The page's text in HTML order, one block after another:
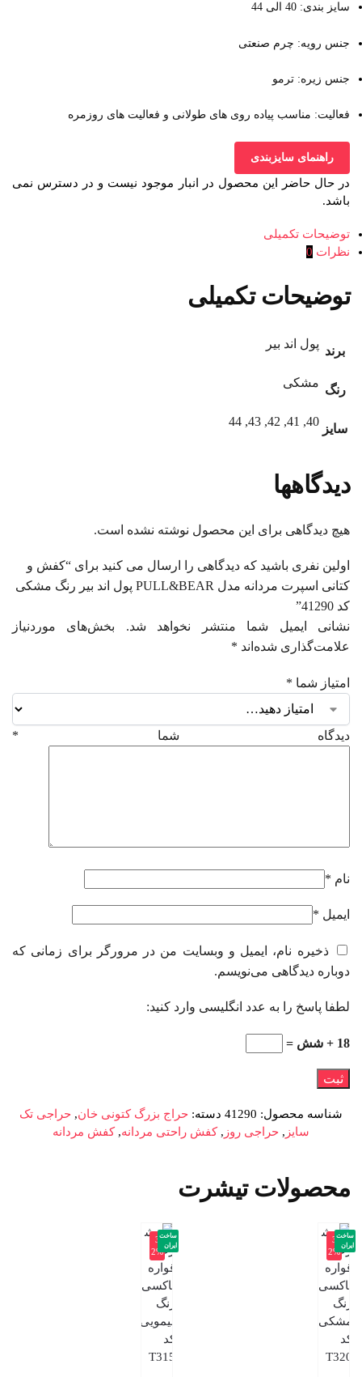
سایز بندی: 40 الی 44
جنس رویه: چرم صنعتی
جنس زیره: ترمو
فعالیت: مناسب پیاده روی های طولانی و فعالیت های روزمره
راهنمای سایزبندی
در حال حاضر این محصول در انبار موجود نیست و در دسترس نمی
باشد.
توضیحات تکمیلی
نظرات 0
توضیحات تکمیلی
برند
پول اند بیر
رنگ
مشکی
سایز
40, 41, 42, 43, 44
دیدگاهها
هیچ دیدگاهی برای این محصول نوشته نشده است.
اولین نفری باشید که دیدگاهی را ارسال می کنید برای “کفش و
کتانی اسپرت مردانه مدل PULL&BEAR پول اند بیر رنگ مشکی
کد 41290”
نشانی ایمیل شما منتشر نخواهد شد.
بخش‌های موردنیاز
علامت‌گذاری شده‌اند *
امتیاز شما *
دیدگاه شما *
نام *
ایمیل *
ذخیره نام، ایمیل و وبسایت من در مرورگر برای زمانی که
دوباره دیدگاهی می‌نویسم.
لطفا پاسخ را به عدد انگلیسی وارد کنید:
18 + شش =
شناسه محصول: 41290 دسته: حراج بزرگ کتونی خان, حراجی تک
سایز , حراجی روز ,کفش راحتی مردانه,کفش مردانه
محصولات تیشرت
-3
2%
ساخت
ایران
-3
2%
ساخت
ایران